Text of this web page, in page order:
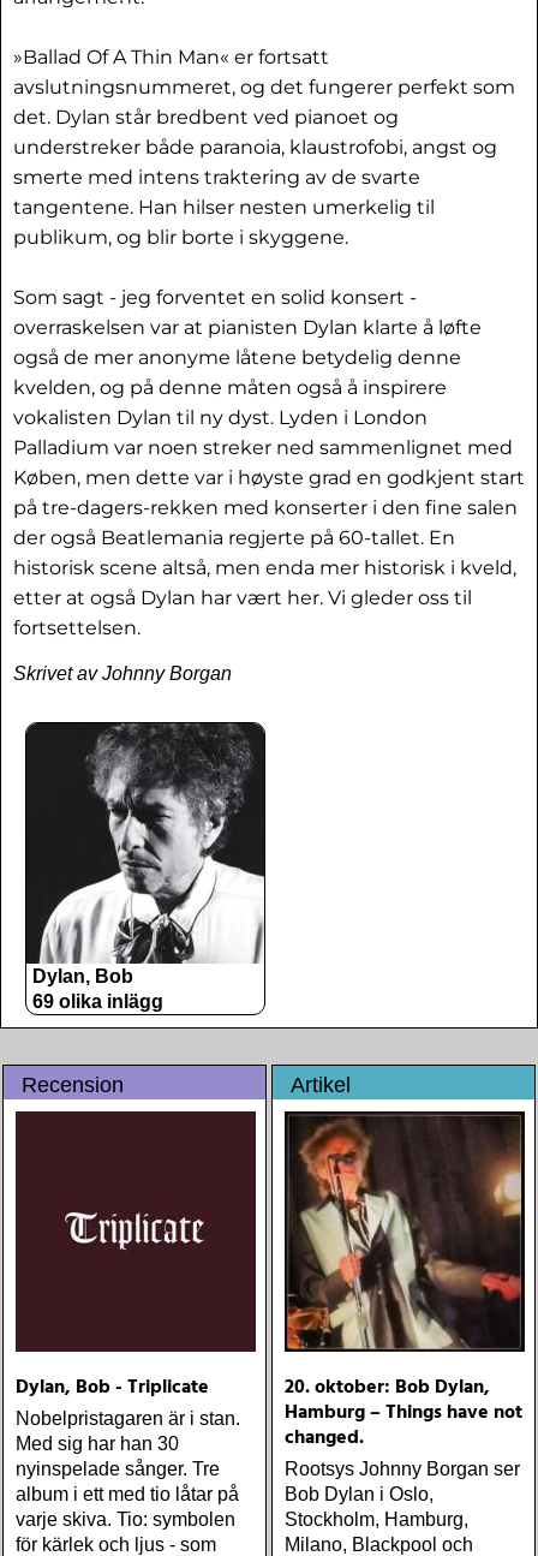
»Ballad Of A Thin Man« er fortsatt
avslutningsnummeret, og det fungerer perfekt som
det. Dylan står bredbent ved pianoet og
understreker både paranoia, klaustrofobi, angst og
smerte med intens traktering av de svarte
tangentene. Han hilser nesten umerkelig til
publikum, og blir borte i skyggene.
Som sagt - jeg forventet en solid konsert -
overraskelsen var at pianisten Dylan klarte å løfte
også de mer anonyme låtene betydelig denne
kvelden, og på denne måten også å inspirere
vokalisten Dylan til ny dyst. Lyden i London
Palladium var noen streker ned sammenlignet med
Køben, men dette var i høyste grad en godkjent start
på tre-dagers-rekken med konserter i den fine salen
der også Beatlemania regjerte på 60-tallet. En
historisk scene altså, men enda mer historisk i kveld,
etter at også Dylan har vært her. Vi gleder oss til
fortsettelsen.
Skrivet av Johnny Borgan
Dylan, Bob
69 olika inlägg
Recension
Dylan, Bob - Triplicate
Nobelpristagaren är i stan.
Med sig har han 30
nyinspelade sånger. Tre
album i ett med tio låtar på
varje skiva. Tio: symbolen
för kärlek och ljus - som
Artikel
20. oktober: Bob Dylan,
Hamburg – Things have not
changed.
Rootsys Johnny Borgan ser
Bob Dylan i Oslo,
Stockholm, Hamburg,
Milano, Blackpool och